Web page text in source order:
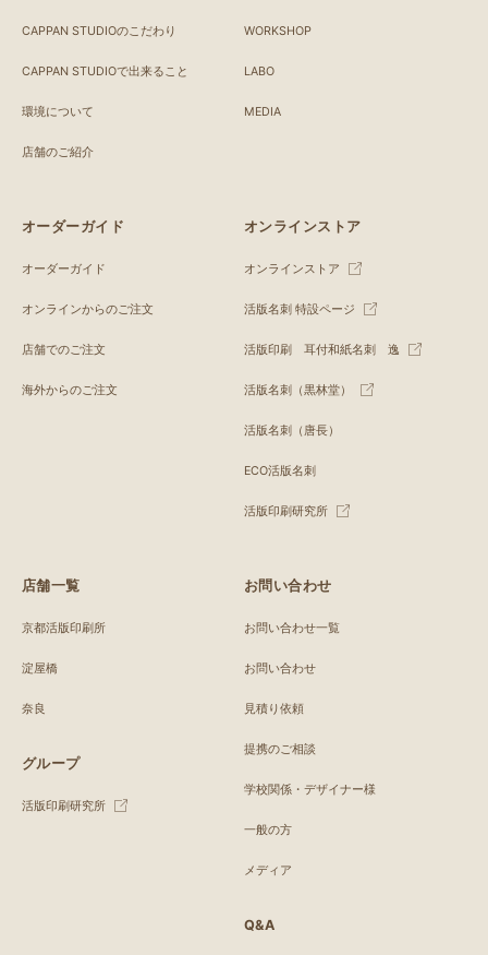
CAPPAN STUDIOのこだわり
CAPPAN STUDIOで出来ること
環境について
店舗のご紹介
WORKSHOP
LABO
MEDIA
オーダーガイド
オーダーガイド
オンラインからのご注文
店舗でのご注文
海外からのご注文
オンラインストア
オンラインストア
活版名刺 特設ページ
活版印刷 耳付和紙名刺 逸
活版名刺（黒林堂）
活版名刺（唐長）
ECO活版名刺
活版印刷研究所
店舗一覧
京都活版印刷所
淀屋橋
奈良
グループ
活版印刷研究所
お問い合わせ
お問い合わせ一覧
お問い合わせ
見積り依頼
提携のご相談
学校関係・デザイナー様
一般の方
メディア
Q&A